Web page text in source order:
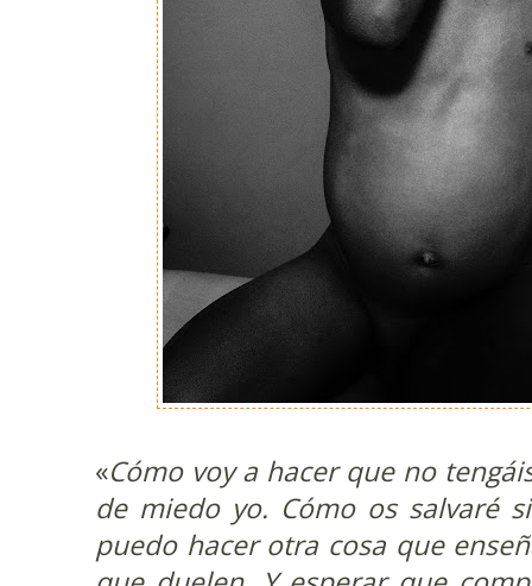
«Cómo voy a hacer que no
de miedo yo. Cómo os salvaré
puedo hacer otra cosa que